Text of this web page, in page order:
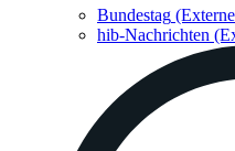
Bundestag
hib-Nachrichten